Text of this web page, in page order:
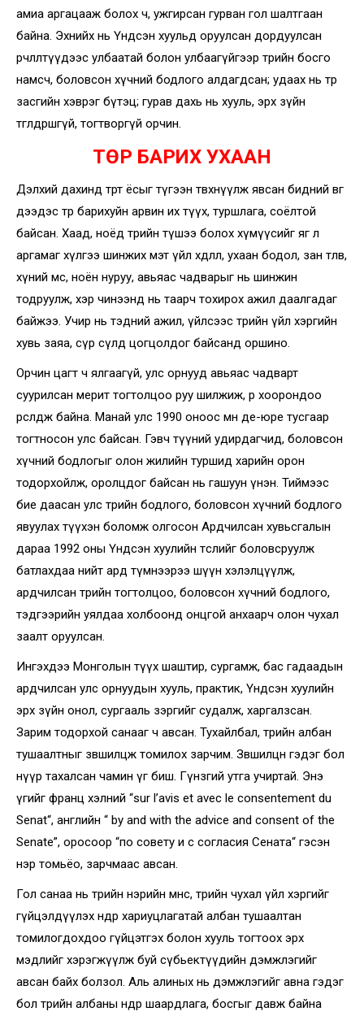
амиа аргацааж болох ч, ужгирсан гурван гол шалтгаан
байна. Эхнийх нь Үндсэн хуульд оруулсан дордуулсан
өөрчлөлтүүдээс улбаатай болон улбаагүйгээр төрийн босго
намсч, боловсон хүчний бодлого алдагдсан; удаах нь төр
засгийн хэврэг бүтэц; гурав дахь нь хууль, эрх зүйн
төгөлдөршөөгүй, тогтворгүй орчин.
ТӨР БАРИХ УХААН
Дэлхий дахинд төрт ёсыг түгээн төвхнүүлж явсан бидний өвөг
дээдэс төр барихуйн арвин их түүх, туршлага, соёлтой
байсан. Хаад, ноёд төрийн түшээ болох хүмүүсийг яг л
аргамаг хүлгээ шинжих мэт үйл хөдлөл, ухаан бодол, зан төлөв,
хүний мөс, ноён нуруу, авьяас чадварыг нь шинжин
тодруулж, хэр чинээнд нь таарч тохирох ажил даалгадаг
байжээ. Учир нь тэдний ажил, үйлсээс төрийн үйл хэргийн
хувь заяа, сүр сүлд цогцолдог байсанд оршино.
Орчин цагт ч ялгаагүй, улс орнууд авьяас чадварт
суурилсан мерит тогтолцоо руу шилжиж, өөр хоорондоо
өрсөлдөж байна. Манай улс 1990 оноос өмнө де-юре тусгаар
тогтносон улс байсан. Гэвч түүний удирдагчид, боловсон
хүчний бодлогыг олон жилийн туршид харийн орон
тодорхойлж, оролцдог байсан нь гашуун үнэн. Тиймээс
бие даасан улс төрийн бодлого, боловсон хүчний бодлого
явуулах түүхэн боломж олгосон Ардчилсан хувьсгалын
дараа 1992 оны Үндсэн хуулийн төслийг боловсруулж
батлахдаа нийт ард түмнээрээ шүүн хэлэлцүүлж,
ардчилсан төрийн тогтолцоо, боловсон хүчний бодлого,
тэдгээрийн уялдаа холбоонд онцгой анхаарч олон чухал
заалт оруулсан.
Ингэхдээ Монголын түүх шаштир, сургамж, бас гадаадын
ардчилсан улс орнуудын хууль, практик, Үндсэн хуулийн
эрх зүйн онол, сургааль зэргийг судалж, харгалзсан.
Зарим тодорхой санааг ч авсан. Тухайлбал, төрийн албан
тушаалтныг зөвшилцөж томилох зарчим. Зөвшилцөнө гэдэг бол
нүүр тахалсан чамин үг биш. Гүнзгий утга учиртай. Энэ
үгийг франц хэлний “sur l’avis et avec le consentement du
Senat“, английн “ by and with the advice and consent of the
Senate”, оросоор “по совету и с согласия Сената“ гэсэн
нэр томьёо, зарчмаас авсан.
Гол санаа нь төрийн нэрийн өмнөөс, төрийн чухал үйл хэргийг
гүйцэлдүүлэх өндөр хариуцлагатай албан тушаалтан
томилогдохдоо гүйцэтгэх болон хууль тогтоох эрх
мэдлийг хэрэгжүүлж буй сүбьектүүдийн дэмжлэгийг
авсан байх болзол. Аль алиных нь дэмжлэгийг авна гэдэг
бол төрийн албаны өндөр шаардлага, босгыг давж байна